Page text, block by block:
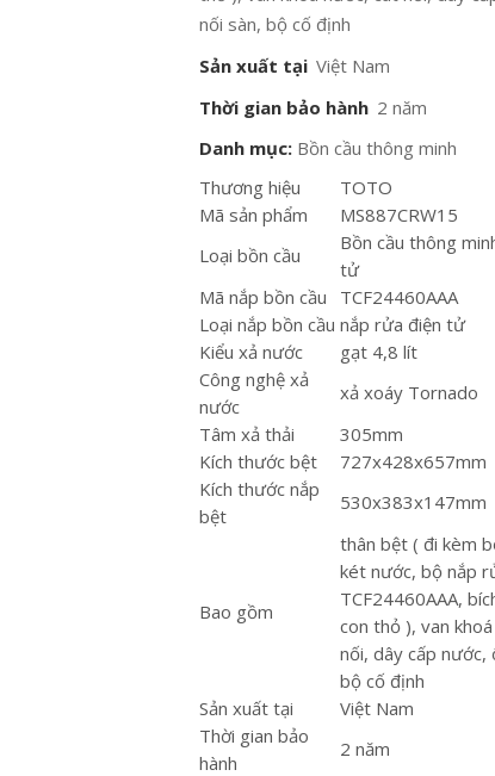
nối sàn, bộ cố định
Sản xuất tại Việt Nam
Thời gian bảo hành 2 năm
Danh mục: Bồn cầu thông minh
Thương hiệu
TOTO
Mã sản phẩm
MS887CRW15
Loại bồn cầu
Bồn cầu thông
tử
Mã nắp bồn cầu
TCF24460AAA
Loại nắp bồn cầu nắp rửa điện tử
Kiểu xả nước
gạt 4,8 lít
Công nghệ xả
nước
xả xoáy Tornado
Tâm xả thải
305mm
Kích thước bệt
727x428x657mm
Kích thước nắp
bệt
530x383x147mm
Bao gồm
thân bệt ( đi kèm
két nước, bộ nắp
TCF24460AAA,
con thỏ ), van
nối, dây cấp nước,
bộ cố định
Sản xuất tại
Việt Nam
Thời gian bảo
hành
2 năm